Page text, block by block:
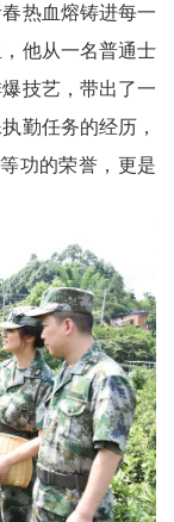
热血熔铸进每一
他从一名普通士
技艺，带出了一
勤任务的经历，
功的荣誉，更是